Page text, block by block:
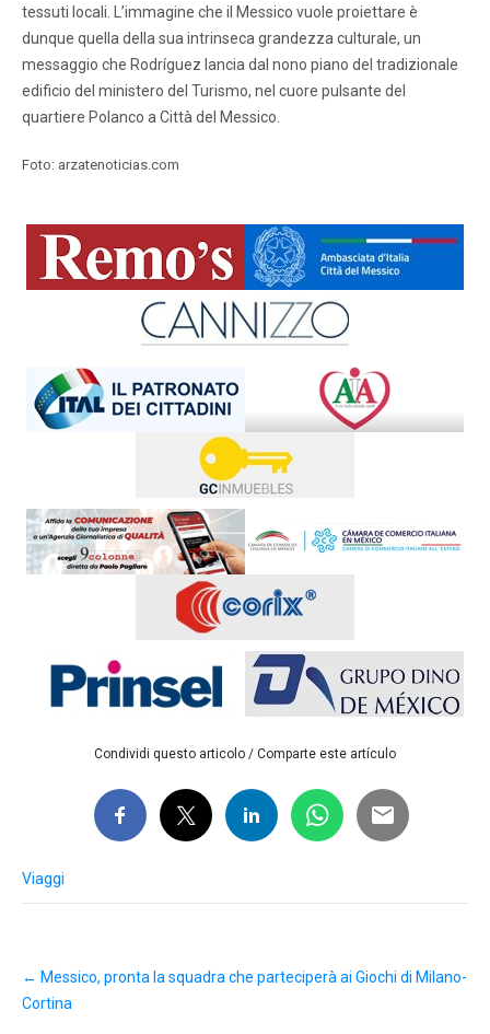
tessuti locali. L’immagine che il Messico vuole proiettare è
dunque quella della sua intrinseca grandezza culturale, un
messaggio che Rodríguez lancia dal nono piano del tradizionale
edificio del ministero del Turismo, nel cuore pulsante del
quartiere Polanco a Città del Messico.
Foto: arzatenoticias.com
Condividi questo articolo / Comparte este artículo
Viaggi
navigation
← Messico, pronta la squadra che parteciperà ai Giochi di Milano-
Cortina